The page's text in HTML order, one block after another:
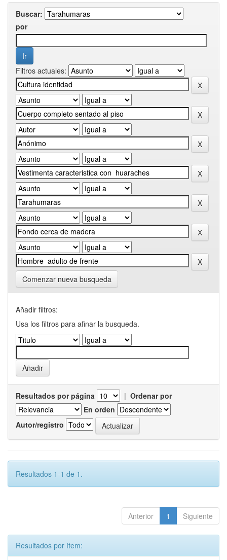
Buscar:
por
Filtros actuales:
Comenzar nueva busqueda
Añadir filtros:
Usa los filtros para afinar la busqueda.
Resultados por página | Ordenar por
En orden
Autor/registro
Resultados 1-1 de 1.
Anterior 1 Siguiente
Resultados por ítem: